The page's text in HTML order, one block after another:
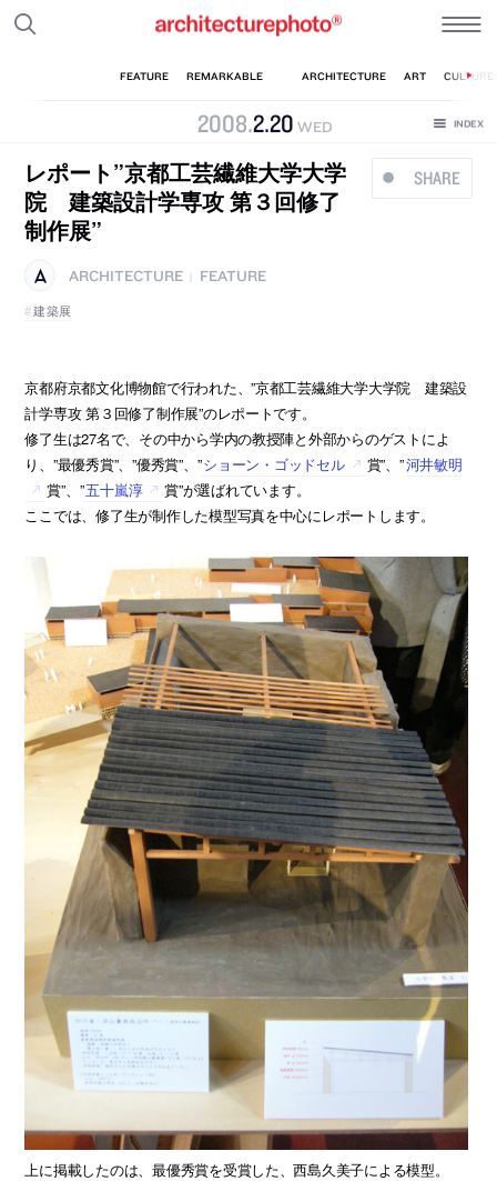
2008.2.20 WED
SHARE
レポート”京都工芸繊維大学大学
院 建築設計学専攻 第３回修了
制作展”
ARCHITECTURE
FEATURE
建築展
京都府京都文化博物館で行われた、”京都工芸繊維大学大学院 建築設
計学専攻 第３回修了制作展”のレポートです。
修了生は27名で、その中から学内の教授陣と外部からのゲストによ
り、”最優秀賞”、”優秀賞”、”ショーン・ゴッドセル 賞”、”河井敏明
賞”、”五十嵐淳
賞”が選ばれています。
ここでは、修了生が制作した模型写真を中心にレポートします。
上に掲載したのは、最優秀賞を受賞した、西島久美子による模型。